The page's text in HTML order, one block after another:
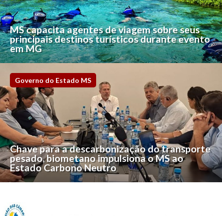
MS capacita agentes de viagem sobre seus
principais destinos turísticos durante evento
em MG
Governo do Estado MS
Chave para a descarbonização do transporte
pesado, biometano impulsiona o MS ao
Estado Carbono Neutro